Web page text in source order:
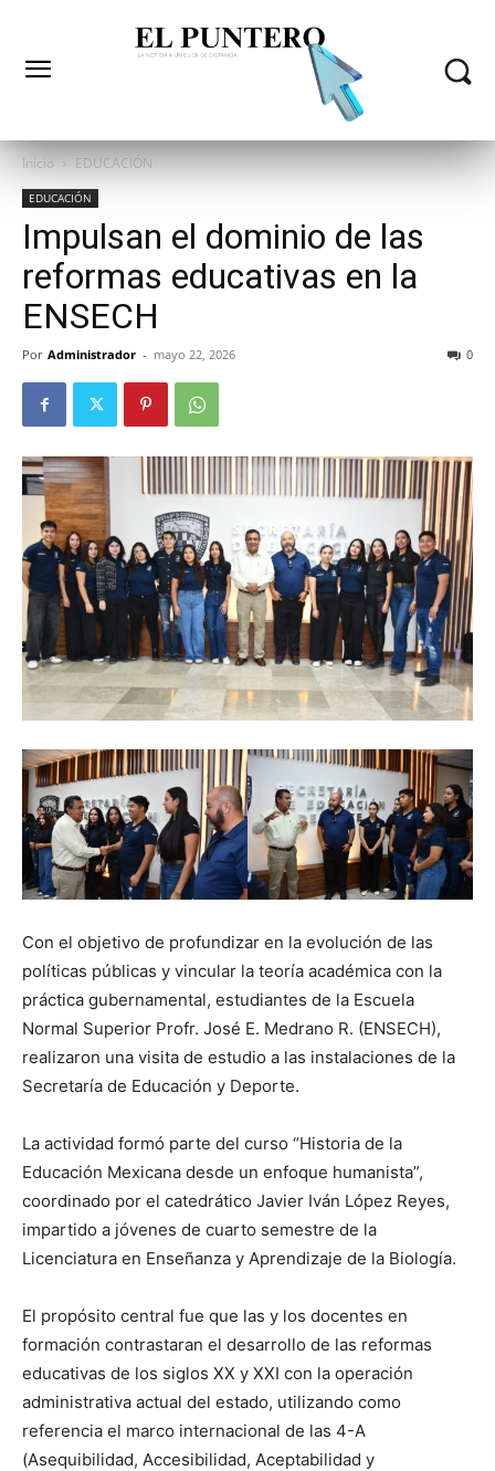
Inicio EDUCACIÓN
EDUCACIÓN
Impulsan el dominio de las
reformas educativas en la
ENSECH
Por Administrador - mayo 22, 2026 0
Con el objetivo de profundizar en la evolución de las
políticas públicas y vincular la teoría académica con la
práctica gubernamental, estudiantes de la Escuela
Normal Superior Profr. José E. Medrano R. (ENSECH),
realizaron una visita de estudio a las instalaciones de la
Secretaría de Educación y Deporte.
La actividad formó parte del curso “Historia de la
Educación Mexicana desde un enfoque humanista”,
coordinado por el catedrático Javier Iván López Reyes,
impartido a jóvenes de cuarto semestre de la
Licenciatura en Enseñanza y Aprendizaje de la Biología.
El propósito central fue que las y los docentes en
formación contrastaran el desarrollo de las reformas
educativas de los siglos XX y XXI con la operación
administrativa actual del estado, utilizando como
referencia el marco internacional de las 4-A
(Asequibilidad, Accesibilidad, Aceptabilidad y